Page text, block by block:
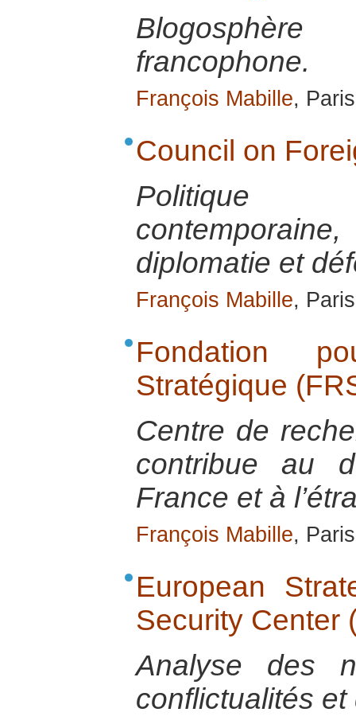
francophone.
François Mabille,
Council on
Politique
diplomatie et
François Mabille,
Fondation
Stratégique
Centre de
contribue au
France et à
François Mabille,
European
Security Center
Analyse des
conflictualités